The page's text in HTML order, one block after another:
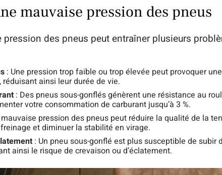
mauvaise pression des pneus
pression des pneus peut entraîner plusieurs
: Une pression trop faible ou trop élevée peut provoquer
ainsi leur durée de vie.
: Des pneus sous-gonflés génèrent une résistance au
votre consommation de carburant jusqu’à 3 %.
mauvaise pression des pneus peut réduire la qualité de la
et diminuer la stabilité en virage.
: Un pneu sous-gonflé est plus susceptible de subir
ainsi le risque de crevaison ou d’éclatement.